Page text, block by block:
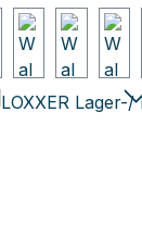
überspringen